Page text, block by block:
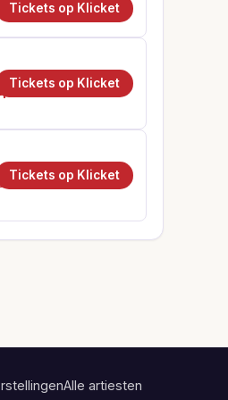
Tickets op Klicket
Tickets op Klicket
Tickets op Klicket
Alle artiesten